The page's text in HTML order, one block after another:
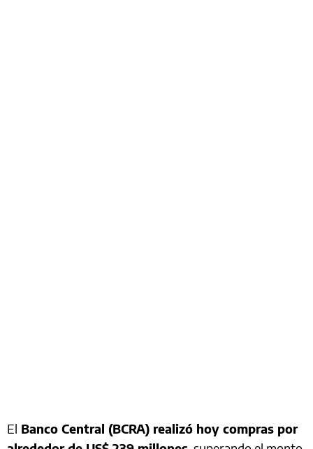
El Banco Central (BCRA) realizó hoy compras por